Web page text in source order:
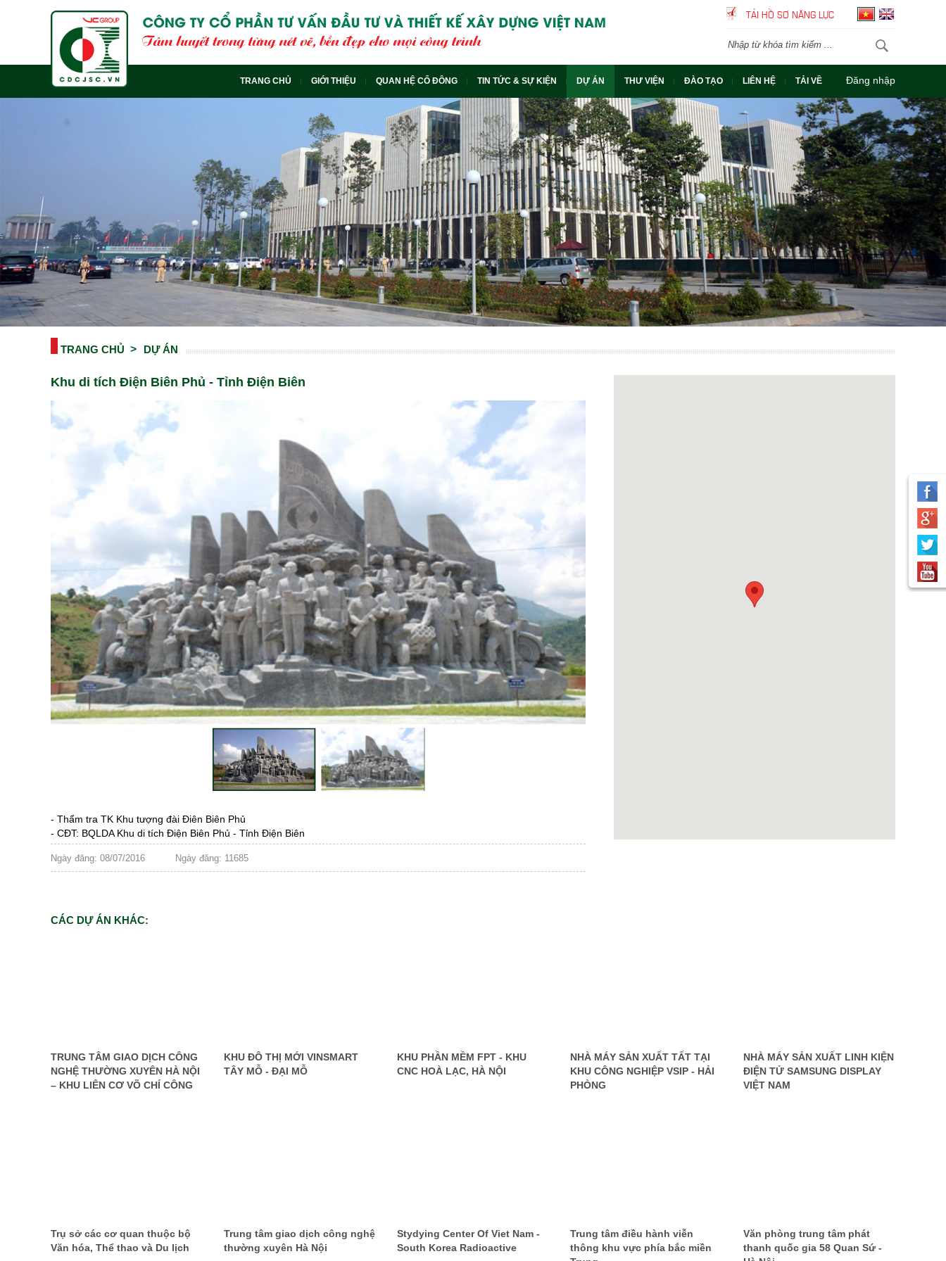
TẢI HỒ SƠ NĂNG LỰC
TRANG CHỦ GIỚI THIỆU QUAN HỆ CỔ ĐÔNG TIN TỨC & SỰ KIỆN DỰ ÁN THƯ VIỆN ĐÀO TẠO LIÊN HỆ TẢI VỀ Đăng nhập
TRANG CHỦ DỰ ÁN
Khu di tích Điện Biên Phủ - Tỉnh Điện Biên
- Thẩm tra TK Khu tượng đài Điên Biên Phủ
- CĐT: BQLDA Khu di tích Điện Biên Phủ - Tỉnh Điện Biên
Ngày đăng: 08/07/2016 Ngày đăng: 11685
CÁC DỰ ÁN KHÁC:
TRUNG TÂM GIAO DỊCH CÔNG
NGHỆ THƯỜNG XUYÊN HÀ NỘI
– KHU LIÊN CƠ VÕ CHÍ CÔNG
KHU ĐÔ THỊ MỚI VINSMART
TÂY MỖ - ĐẠI MỖ
KHU PHẦN MỀM FPT - KHU
CNC HOÀ LẠC, HÀ NỘI
NHÀ MÁY SẢN XUẤT TẤT TẠI
KHU CÔNG NGHIỆP VSIP - HẢI
PHÒNG
NHÀ MÁY SẢN XUẤT LINH KIỆN
ĐIỆN TỬ SAMSUNG DISPLAY
VIỆT NAM
Trụ sở các cơ quan thuộc bộ
Văn hóa, Thể thao và Du lịch
Trung tâm giao dịch công nghệ
thường xuyên Hà Nội
Stydying Center Of Viet Nam -
South Korea Radioactive
Trung tâm điều hành viễn
thông khu vực phía bắc miền
Văn phòng trung tâm phát
thanh quốc gia 58 Quan Sứ -